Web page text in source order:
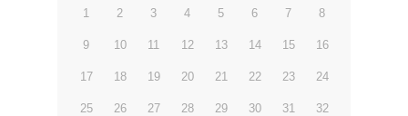
1 2 3 4 5 6 7 8
9 10 11 12 13 14 15 16
17 18 19 20 21 22 23 24
25 26 27 28 29 30 31 32